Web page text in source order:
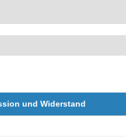
und Widerstand